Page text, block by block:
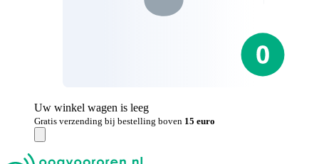
Uw winkel wagen is leeg
Gratis verzending bij bestelling boven 15 euro